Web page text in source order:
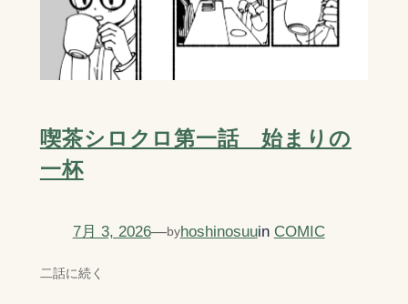
喫茶シロクロ第一話 始まりの
一杯
7月 3, 2026—byhoshinosuuin COMIC
二話に続く